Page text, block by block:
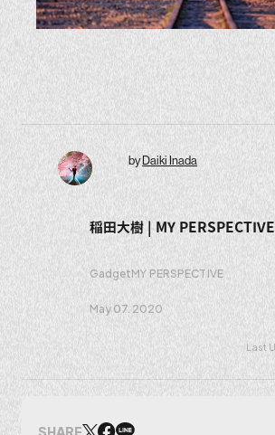
by Daiki Inada
稲田大樹 | MY PERSPECTIVE
GadgetMY PERSPECTIVE
May 07. 2020